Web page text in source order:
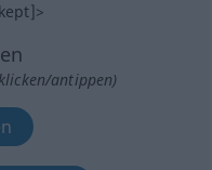
>
antippen)